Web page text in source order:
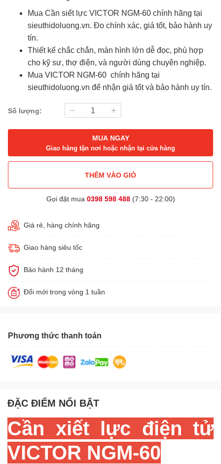
Mua Cần siết lực VICTOR NGM-60 chính hãng tại
sieuthidoluong.vn. Đo chính xác, giá tốt, bảo hành uy
tín.
Thiết kế chắc chắn, màn hình lớn dễ đọc, phù hợp
cho kỹ sư, thợ điện, và người dùng chuyên nghiệp.
Mua VICTOR NGM-60 chính hãng tại
sieuthidoluong.vn để nhận giá tốt và bảo hành uy tín.
Số lượng:
MUA NGAY
Giao hàng tận nơi hoặc nhận tại cửa hàng
THÊM VÀO GIỎ
Gọi đặt mua 0398 598 488(7:30 - 22:00)
Giá rẻ, hàng chính hãng
Giao hàng siêu tốc
Bảo hành 12 tháng
Đổi mới trong vòng 1 tuần
Phương thức thanh toán
ĐẶC ĐIỂM NỔI BẬT
Cần xiết lực điện tử
VICTOR NGM-60